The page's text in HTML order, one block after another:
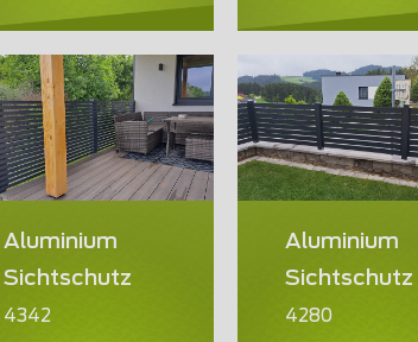
Aluminium
Sichtschutz
4342
Aluminium
Sichtschutz
4280